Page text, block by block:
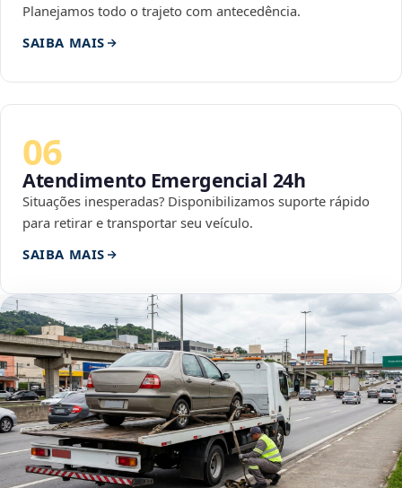
Planejamos todo o trajeto com antecedência.
SAIBA MAIS
06
Atendimento Emergencial 24h
Situações inesperadas? Disponibilizamos suporte rápido
para retirar e transportar seu veículo.
SAIBA MAIS